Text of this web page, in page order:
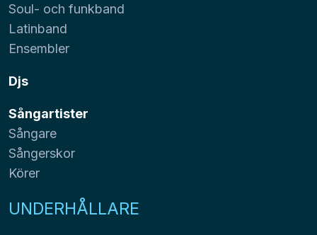
Soul- och funkband
Latinband
Ensembler
Djs
Sångartister
Sångare
Sångerskor
Körer
UNDERHÅLLARE